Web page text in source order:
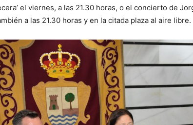
el viernes, a las 21.30 horas, o el concierto de
a las 21.30 horas y en la citada plaza al aire libre.